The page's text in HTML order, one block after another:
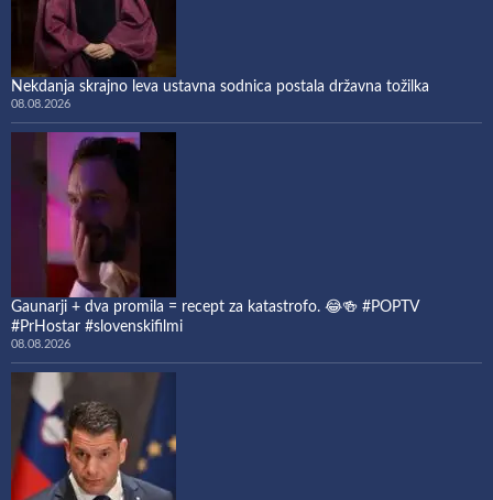
Nekdanja skrajno leva ustavna sodnica postala državna tožilka
08.08.2026
Gaunarji + dva promila = recept za katastrofo. 😂🍻 #POPTV
#PrHostar #slovenskifilmi
08.08.2026